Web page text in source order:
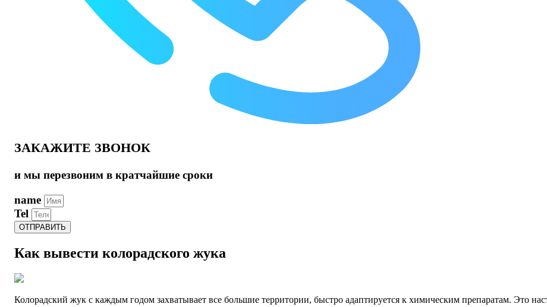
ЗАКАЖИТЕ ЗВОНОК
и мы перезвоним в кратчайшие сроки
name
Tel
ОТПРАВИТЬ
Как вывести колорадского жука
Колорадский жук с каждым годом захватывает все большие территории, быстро адаптируется к химическим препаратам. Это